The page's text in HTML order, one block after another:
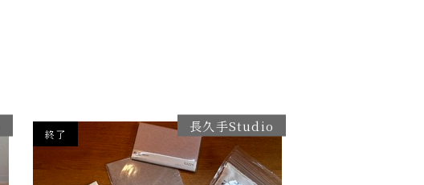
終了 長久手Studio